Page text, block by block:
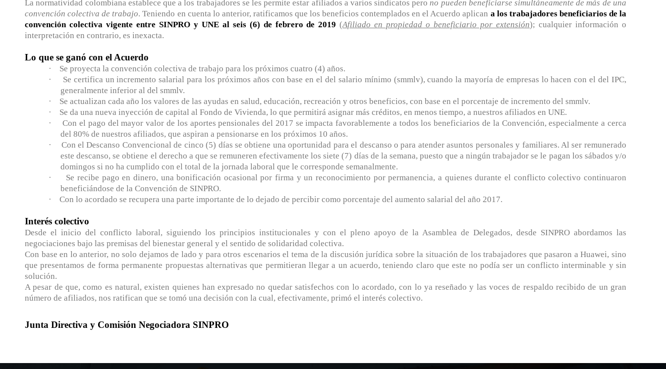
La normatividad colombiana establece que a los trabajadores se les permite estar afiliados a varios sindicatos perono pueden beneficiarse simultáneamente de más de una
convención colectiva de trabajo. Teniendo en cuenta lo anterior, ratificamos que los beneficios contemplados en el Acuerdo aplican a los trabajadores beneficiarios de la
convención colectiva vigente entre SINPRO y UNE al seis (6) de febrero de 2019 (Afiliado en propiedad o beneficiario por extensión); cualquier información o
interpretación en contrario, es inexacta.
Lo que se ganó con el Acuerdo
·
Se proyecta la convención colectiva de trabajo para los próximos cuatro (4) años.
·
Se certifica un incremento salarial para los próximos años con base en el del salario mínimo (smmlv), cuando la mayoría de empresas lo hacen con el del IPC,
generalmente inferior al del smmlv.
·
Se actualizan cada año los valores de las ayudas en salud, educación, recreación y otros beneficios, con base en el porcentaje de incremento del smmlv.
·
Se da una nueva inyección de capital al Fondo de Vivienda, lo que permitirá asignar más créditos, en menos tiempo, a nuestros afiliados en UNE.
·
Con el pago del mayor valor de los aportes pensionales del 2017 se impacta favorablemente a todos los beneficiarios de la Convención, especialmente a cerca
del 80% de nuestros afiliados, que aspiran a pensionarse en los próximos 10 años.
·
Con el Descanso Convencional de cinco (5) días se obtiene una oportunidad para el descanso o para atender asuntos personales y familiares. Al ser remunerado
este descanso, se obtiene el derecho a que se remuneren efectivamente los siete (7) días de la semana, puesto que a ningún trabajador se le pagan los sábados y/o
domingos si no ha cumplido con el total de la jornada laboral que le corresponde semanalmente.
·
Se recibe pago en dinero, una bonificación ocasional por firma y un reconocimiento por permanencia, a quienes durante el conflicto colectivo continuaron
beneficiándose de la Convención de SINPRO.
·
Con lo acordado se recupera una parte importante de lo dejado de percibir como porcentaje del aumento salarial del año 2017.
Interés colectivo
Desde el inicio del conflicto laboral, siguiendo los principios institucionales y con el pleno apoyo de la Asamblea de Delegados, desde SINPRO abordamos las
negociaciones bajo las premisas del bienestar general y el sentido de solidaridad colectiva.
Con base en lo anterior, no solo dejamos de lado y para otros escenarios el tema de la discusión jurídica sobre la situación de los trabajadores que pasaron a Huawei, sino
que presentamos de forma permanente propuestas alternativas que permitieran llegar a un acuerdo, teniendo claro que este no podía ser un conflicto interminable y sin
solución.
A pesar de que, como es natural, existen quienes han expresado no quedar satisfechos con lo acordado, con lo ya reseñado y las voces de respaldo recibido de un gran
número de afiliados, nos ratifican que se tomó una decisión con la cual, efectivamente, primó el interés colectivo.
Junta Directiva y Comisión Negociadora SINPRO